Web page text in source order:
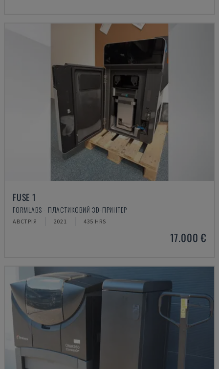
FUSE 1
FORMLABS - ПЛАСТИКОВИЙ 3D-ПРИНТЕР
АВСТРІЯ 2021 435 HRS
17.000 €